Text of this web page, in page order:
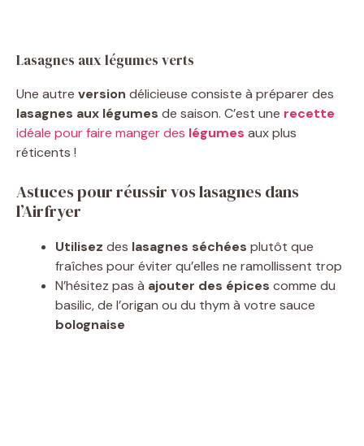
Lasagnes aux légumes verts
Une autre version délicieuse consiste à préparer des
lasagnes aux légumes de saison. C’est une recette
idéale pour faire manger des légumes aux plus
réticents !
Astuces pour réussir vos lasagnes dans
l’Airfryer
Utilisez des lasagnes séchées plutôt que
fraîches pour éviter qu’elles ne ramollissent trop
N’hésitez pas à ajouter des épices comme du
basilic, de l’origan ou du thym à votre sauce
bolognaise